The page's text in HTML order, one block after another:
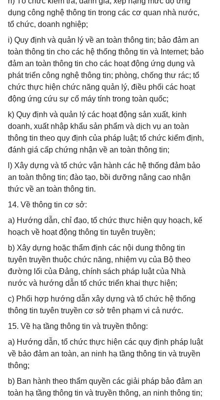
dụng công nghệ thông tin trong các cơ quan nhà nước,
tổ chức, doanh nghiệp;
i) Quy định và quản lý về an toàn thông tin; bảo đảm an
toàn thông tin cho các hệ thống thông tin và Internet; bảo
đảm an toàn thông tin cho các hoạt động ứng dụng và
phát triển công nghệ thông tin; phòng, chống thư rác; tổ
chức thực hiện chức năng quản lý, điều phối các hoạt
động ứng cứu sự cố máy tính trong toàn quốc;
k) Quy định và quản lý các hoạt động sản xuất, kinh
doanh, xuất nhập khẩu sản phẩm và dịch vụ an toàn
thông tin theo quy định của pháp luật; tổ chức kiểm định,
đánh giá cấp chứng nhận về an toàn thông tin;
l) Xây dựng và tổ chức vận hành các hệ thống đảm bảo
an toàn thông tin; đào tạo, bồi dưỡng nâng cao nhận
thức về an toàn thông tin.
14. Về thông tin cơ sở:
a) Hướng dẫn, chỉ đạo, tổ chức thực hiện quy hoạch, kế
hoạch về hoạt động thông tin tuyên truyền;
b) Xây dựng hoặc thẩm định các nội dung thông tin
tuyên truyền thuộc chức năng, nhiệm vụ của Bộ theo
đường lối của Đảng, chính sách pháp luật của Nhà
nước và hướng dẫn tổ chức triển khai thực hiện;
c) Phối hợp hướng dẫn xây dựng và tổ chức hệ thống
thông tin tuyên truyền cơ sở trên phạm vi cả nước.
15. Về hạ tầng thông tin và truyền thông:
a) Hướng dẫn, tổ chức thực hiện các quy định pháp luật
về bảo đảm an toàn, an ninh hạ tầng thông tin và truyền
thông;
b) Ban hành theo thẩm quyền các giải pháp bảo đảm an
toàn hạ tầng thông tin và truyền thông, an ninh thông tin;